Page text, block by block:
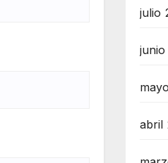
julio
junio
abril